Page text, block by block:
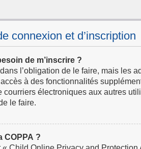
connexion et d’inscription
de m’inscrire ?
l’obligation de le faire, mais les
à des fonctionnalités
courriers électroniques aux autres
le faire.
COPPA ?